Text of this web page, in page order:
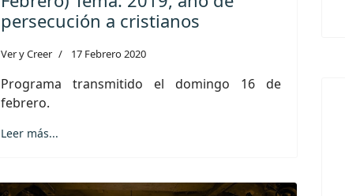
persecución a cristianos
Ver y Creer 17 Febrero 2020
Programa transmitido el domingo 16 de
febrero.
Leer más...